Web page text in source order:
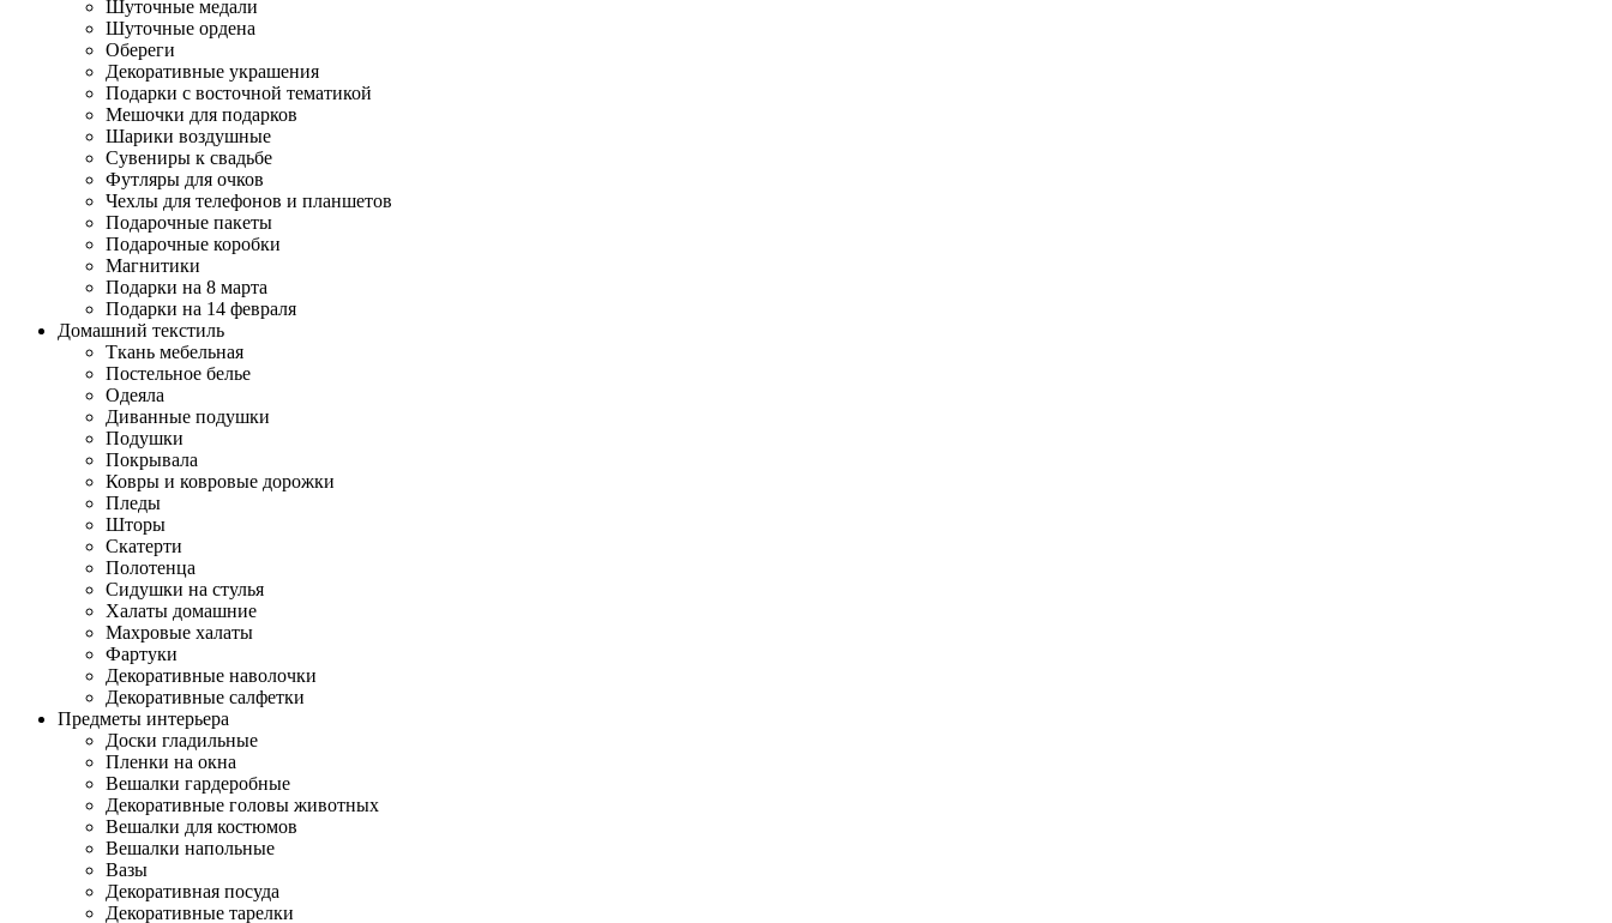
Шуточные медали
Шуточные ордена
Обереги
Декоративные украшения
Подарки с восточной тематикой
Мешочки для подарков
Шарики воздушные
Сувениры к свадьбе
Футляры для очков
Чехлы для телефонов и планшетов
Подарочные пакеты
Подарочные коробки
Магнитики
Подарки на 8 марта
Подарки на 14 февраля
Домашний текстиль
Ткань мебельная
Постельное белье
Одеяла
Диванные подушки
Подушки
Покрывала
Ковры и ковровые дорожки
Пледы
Шторы
Скатерти
Полотенца
Сидушки на стулья
Халаты домашние
Махровые халаты
Фартуки
Декоративные наволочки
Декоративные салфетки
Предметы интерьера
Доски гладильные
Пленки на окна
Вешалки гардеробные
Декоративные головы животных
Вешалки для костюмов
Вешалки напольные
Вазы
Декоративная посуда
Декоративные тарелки